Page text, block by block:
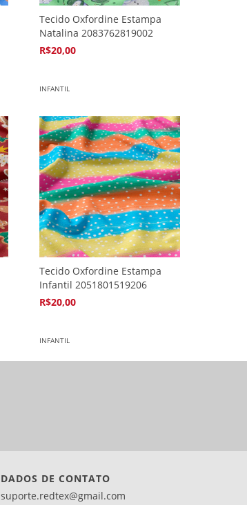
Tecido Oxfordine Estampa
Natalina 2083762819002
R$20,00
INFANTIL
Tecido Oxfordine Estampa
Infantil 2051801519206
R$20,00
INFANTIL
DADOS DE CONTATO
suporte.redtex@gmail.com